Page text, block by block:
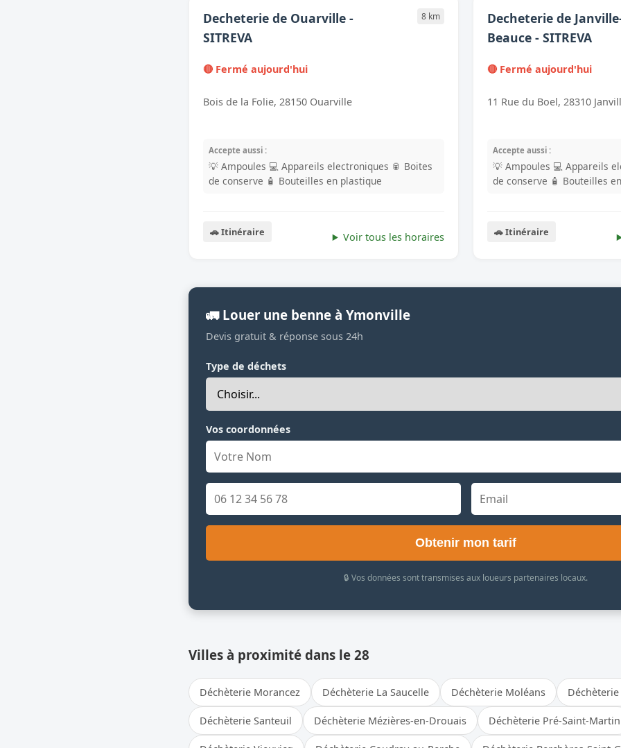
Decheterie de Ouarville -
SITREVA
8 km
🔴 Fermé aujourd'hui
Bois de la Folie, 28150 Ouarville
Accepte aussi :
💡 Ampoules 💻 Appareils electroniques 🥫 Boites
de conserve 🧴 Bouteilles en plastique
🚗 Itinéraire Voir tous les horaires
Decheterie de
Beauce - SITREVA
🔴 Fermé aujourd'hui
11 Rue du Boel, 28310
Accepte aussi :
💡 Ampoules 💻 Appareils
de conserve 🧴 Bouteilles
🚗 Itinéraire
🚛 Louer une benne à Ymonville
Devis gratuit & réponse sous 24h
Type de déchets
Vos coordonnées
Obtenir mon tarif
🔒 Vos données sont transmises aux loueurs partenaires locaux.
Villes à proximité dans le 28
Déchèterie Morancez Déchèterie La Saucelle Déchèterie Moléans
Déchèterie Santeuil Déchèterie Mézières-en-Drouais Déchèterie Pré-Saint-Martin